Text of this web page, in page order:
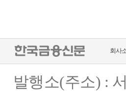
회사
발행소(주소) :